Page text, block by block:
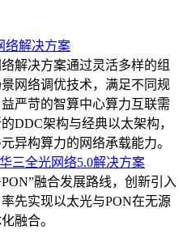
络解决方案
解决方案通过灵活多样的组
网络调优技术，满足不同规
严苛的智算中心算力互联需
DDC架构与经典以太架构，
异构算力的网络承载能力。
三全光网络5.0解决方案
融合发展路线，创新引入
先实现以太光与PON在无源
融合。